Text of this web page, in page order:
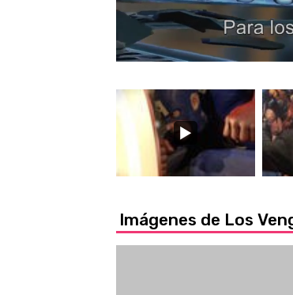
Unmute
Loaded:
Imágenes de Los